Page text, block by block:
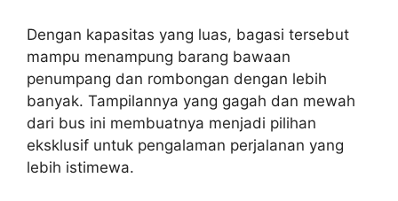
Dengan kapasitas yang luas, bagasi tersebut
mampu menampung barang bawaan
penumpang dan rombongan dengan lebih
banyak. Tampilannya yang gagah dan mewah
dari bus ini membuatnya menjadi pilihan
eksklusif untuk pengalaman perjalanan yang
lebih istimewa.